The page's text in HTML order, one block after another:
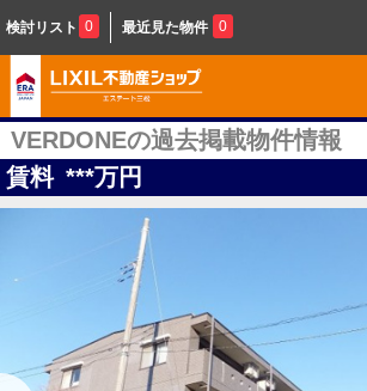
検討リスト 0 最近見た物件 0
VERDONEの過去掲載物件情報
賃料 ***万円